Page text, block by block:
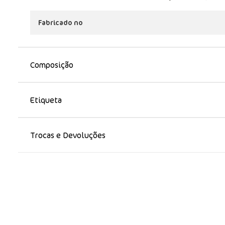
Fabricado no
Composição
Etiqueta
Trocas e Devoluções